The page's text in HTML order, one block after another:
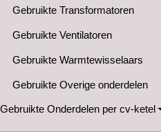
Gebruikte Transformatoren
Gebruikte Ventilatoren
Gebruikte Warmtewisselaars
Gebruikte Overige onderdelen
Gebruikte Onderdelen per cv-ketel